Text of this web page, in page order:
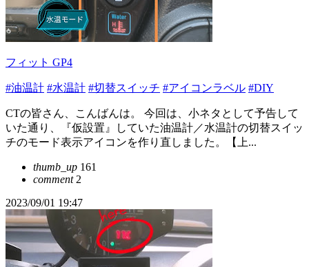
フィット GP4
#油温計 #水温計 #切替スイッチ #アイコンラベル #DIY
CTの皆さん、こんばんは。 今回は、小ネタとして予告して
いた通り、『仮設置』していた油温計／水温計の切替スイッ
チのモード表示アイコンを作り直しました。【上...
thumb_up 161
comment2
2023/09/01 19:47